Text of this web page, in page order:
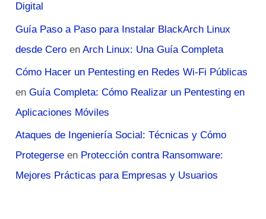
Digital
Guía Paso a Paso para Instalar BlackArch Linux
desde Cero enArch Linux: Una Guía Completa
Cómo Hacer un Pentesting en Redes Wi-Fi Públicas
enGuía Completa: Cómo Realizar un Pentesting en
Aplicaciones Móviles
Ataques de Ingeniería Social: Técnicas y Cómo
Protegerse en Protección contra Ransomware:
Mejores Prácticas para Empresas y Usuarios